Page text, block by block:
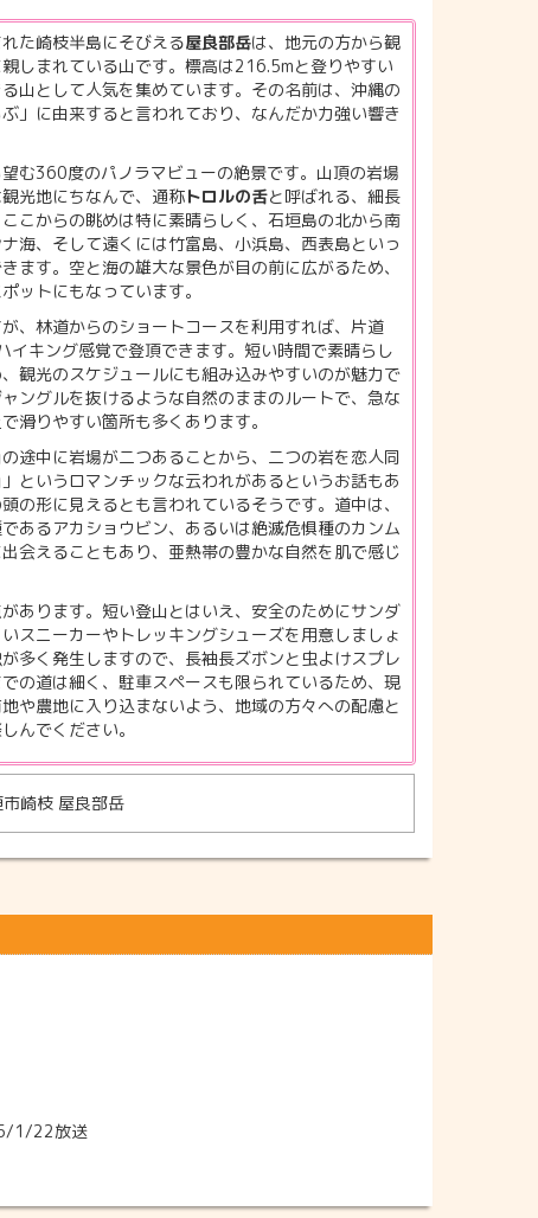
た崎枝半島にそびえる屋良部岳は、地元の方から観
しまれている山です。標高は216.5mと登りやすい
山として人気を集めています。その名前は、沖縄の
」に由来すると言われており、なんだか力強い響き
む360度のパノラマビューの絶景です。山頂の岩場
光地にちなんで、通称トロルの舌と呼ばれる、細長
こからの眺めは特に素晴らしく、石垣島の北から南
海、そして遠くには竹富島、小浜島、西表島といっ
ます。空と海の雄大な景色が目の前に広がるため、
ットにもなっています。
、林道からのショートコースを利用すれば、片道
イキング感覚で登頂できます。短い時間で素晴らし
観光のスケジュールにも組み込みやすいのが魅力で
ングルを抜けるような自然のままのルートで、急な
滑りやすい箇所も多くあります。
途中に岩場が二つあることから、二つの岩を恋人同
というロマンチックな云われがあるというお話もあ
の形に見えるとも言われているそうです。道中は、
あるアカショウビン、あるいは絶滅危惧種のカンム
会えることもあり、亜熱帯の豊かな自然を肌で感じ
あります。短い登山とはいえ、安全のためにサンダ
スニーカーやトレッキングシューズを用意しましょ
多く発生しますので、長袖長ズボンと虫よけスプレ
の道は細く、駐車スペースも限られているため、現
や農地に入り込まないよう、地域の方々への配慮と
んでください。
崎枝 屋良部岳
1/22放送